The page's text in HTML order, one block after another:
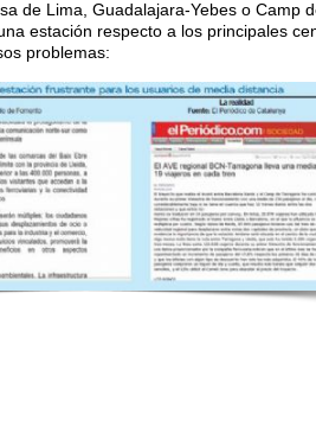
de Lima, Guadalajara-Yebes o Camp
estación respecto a los principales
problemas: